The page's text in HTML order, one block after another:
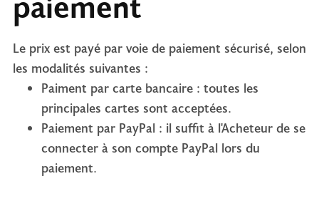
Le prix est payé par voie de paiement sécurisé, selon
les modalités suivantes :
Paiment par carte bancaire : toutes les
principales cartes sont acceptées.
Paiement par PayPal : il suffit à l'Acheteur de se
connecter à son compte PayPal lors du
paiement.